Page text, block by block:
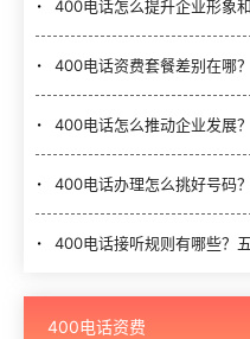
400电话怎么提升企业形象
400电话资费套餐差别在哪？
400电话怎么推动企业发展？
400电话办理怎么挑好号码
400电话接听规则有哪些？
400电话资费